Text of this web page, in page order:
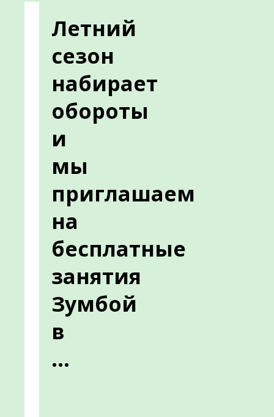
Летний
сезон
набирает
обороты
и
мы
приглашаем
на
бесплатные
занятия
Зумбой
в
...